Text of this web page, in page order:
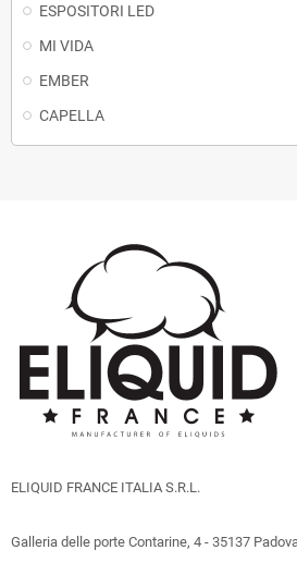
ESPOSITORI LED
MI VIDA
EMBER
CAPELLA
ELIQUID FRANCE ITALIA S.R.L.
Galleria delle porte Contarine, 4 - 35137